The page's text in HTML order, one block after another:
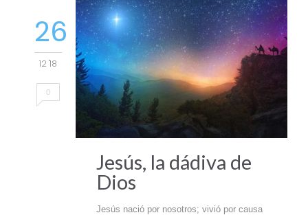
26
12 '18
0
Jesús, la dádiva de
Dios
Jesús nació por nosotros; vivió por causa